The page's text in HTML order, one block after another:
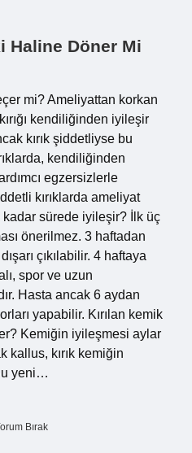
Haline Döner Mi
mi? Ameliyattan korkan
kendiliğinden iyileşir
kırık şiddetliyse bu
kendiliğinden
egzersizlerle
kırıklarda ameliyat
kadar sürede iyileşir? İlk üç
önerilmez. 3 haftadan
çıkılabilir. 4 haftaya
spor ve uzun
Hasta ancak 6 aydan
yapabilir. Kırılan kemik
Kemiğin iyileşmesi aylar
kallus, kırık kemiğin
yeni…
Bırak